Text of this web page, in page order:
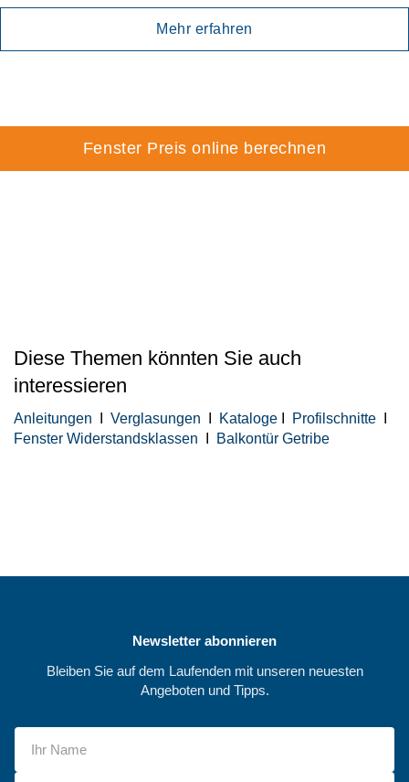
Mehr erfahren
Fenster Preis online berechnen
Diese Themen könnten Sie auch
interessieren
Anleitungen Verglasungen Kataloge Profilschnitte
Fenster Widerstandsklassen
Balkontür Getribe
Newsletter abonnieren
Bleiben Sie auf dem Laufenden mit unseren neuesten
Angeboten und Tipps.